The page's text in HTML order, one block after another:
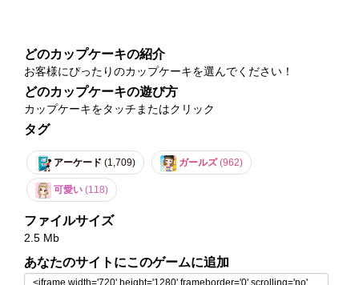
どのカップケーキの紹介
お客様にぴったりのカップケーキを選んでください！
どのカップケーキの遊び方
カップケーキをタッチまたはクリック
タグ
アーケード (1,709) ガールズ(962)
可愛い (118)
ファイルサイズ
2.5 Mb
あなたのサイトにこのゲームに追加